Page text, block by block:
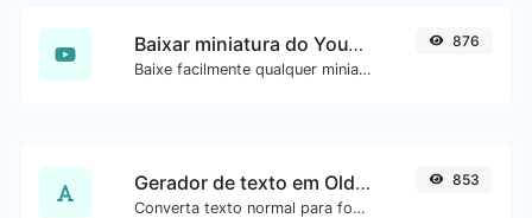
Baixar miniatura do YouTube
Baixe facilmente qualquer miniatura de vídeo do YouTube em todos os tamanhos disponíveis.
876
Gerador de texto em Old English
Converta texto normal para fonte Old English.
853